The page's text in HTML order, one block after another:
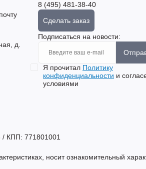
д.
8 (495) 481-38-40
Сделать заказ
Подписаться на новости:
Я прочитал Политику
конфиденциальности и
условиями
КПП: 771801001
носит ознакомительный